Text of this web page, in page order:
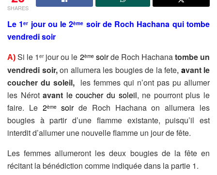
SHARES
Le 1er jour ou le2ème soir de Roch Hachana qui tombe
vendredi soir
A)Si le 1erjour ou le 2èmesoirde Roch Hachanatombe un
vendredi soir,on allumera les bougies de la fete, avant le
coucher du soleil, les femmes qui n’ont pas pu allumer
les Nérotavant lecoucher du soleil, ne pourront plus le
faire. Le 2èmesoirde Roch Hachana on allumera les
bougies à partir d’une flamme existante, puisqu’il est
interdit d’allumer une nouvelle flamme un jour de fête.
Les femmes allumeront les deux bougies de la fête en
récitant la bénédiction comme indiquée dans la partie 1.